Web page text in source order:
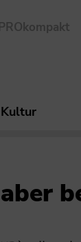
PROkompakt
Kultur